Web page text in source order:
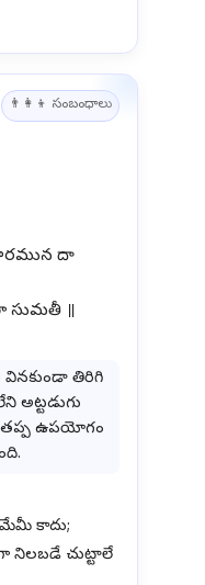
👨‍👩‍👦 సంబంధాలు
దా
తిరిగి
అట్టడుగు
తప్ప ఉపయోగం
కాదు;
నిలబడే చుట్టాలే